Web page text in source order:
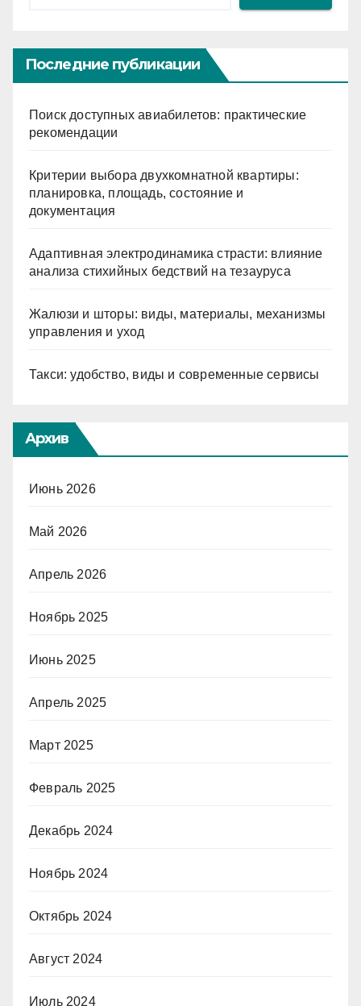
Последние публикации
Поиск доступных авиабилетов: практические
рекомендации
Критерии выбора двухкомнатной квартиры:
планировка, площадь, состояние и
документация
Адаптивная электродинамика страсти: влияние
анализа стихийных бедствий на тезауруса
Жалюзи и шторы: виды, материалы, механизмы
управления и уход
Такси: удобство, виды и современные сервисы
Архив
Июнь 2026
Май 2026
Апрель 2026
Ноябрь 2025
Июнь 2025
Апрель 2025
Март 2025
Февраль 2025
Декабрь 2024
Ноябрь 2024
Октябрь 2024
Август 2024
Июль 2024